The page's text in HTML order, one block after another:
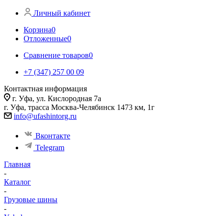
Личный кабинет
Корзина0
Отложенные0
Сравнение товаров0
+7 (347) 257 00 09
Контактная информация
г. Уфа, ул. Кислородная 7а
г. Уфа, трасса Москва-Челябинск 1473 км, 1г
info@ufashintorg.ru
Вконтакте
Telegram
Главная
-
Каталог
-
Грузовые шины
-